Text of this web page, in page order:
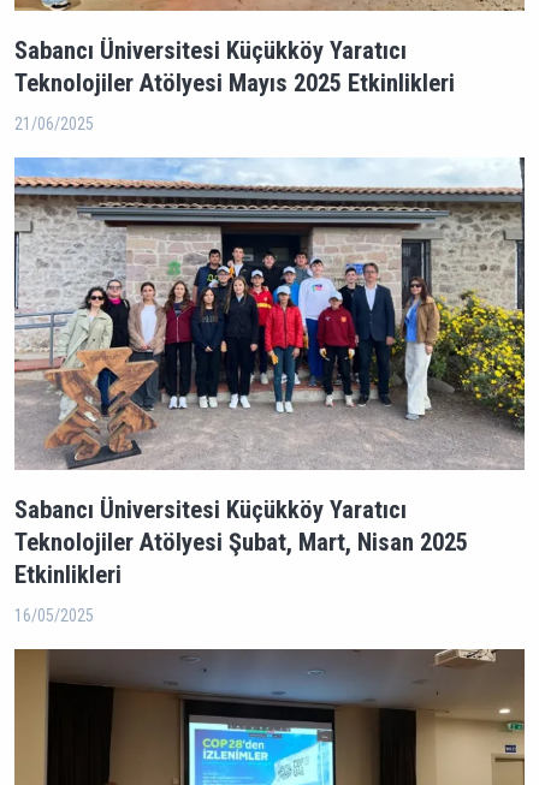
Sabancı Üniversitesi Küçükköy Yaratıcı
Teknolojiler Atölyesi Mayıs 2025 Etkinlikleri
21/06/2025
Sabancı Üniversitesi Küçükköy Yaratıcı
Teknolojiler Atölyesi Şubat, Mart, Nisan 2025
Etkinlikleri
16/05/2025